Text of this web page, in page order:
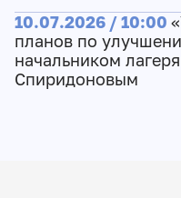
10.07.2026 / 10:00
планов по
начальником
Спиридоновым